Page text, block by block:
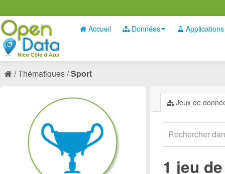
Accueil Données Applications
Thématiques Sport
Jeux de
1 jeu